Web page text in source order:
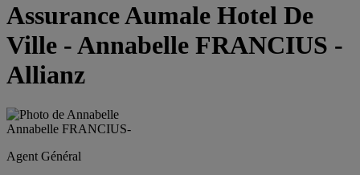
Assurance Aumale Hotel De
Ville -Annabelle FRANCIUS -
Allianz
Annabelle FRANCIUS-
Agent Général